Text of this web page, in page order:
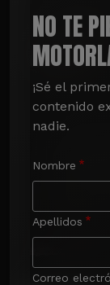
NO TE
¡Sé el
contenido
nadie.
Nombre
Apellidos
Correo